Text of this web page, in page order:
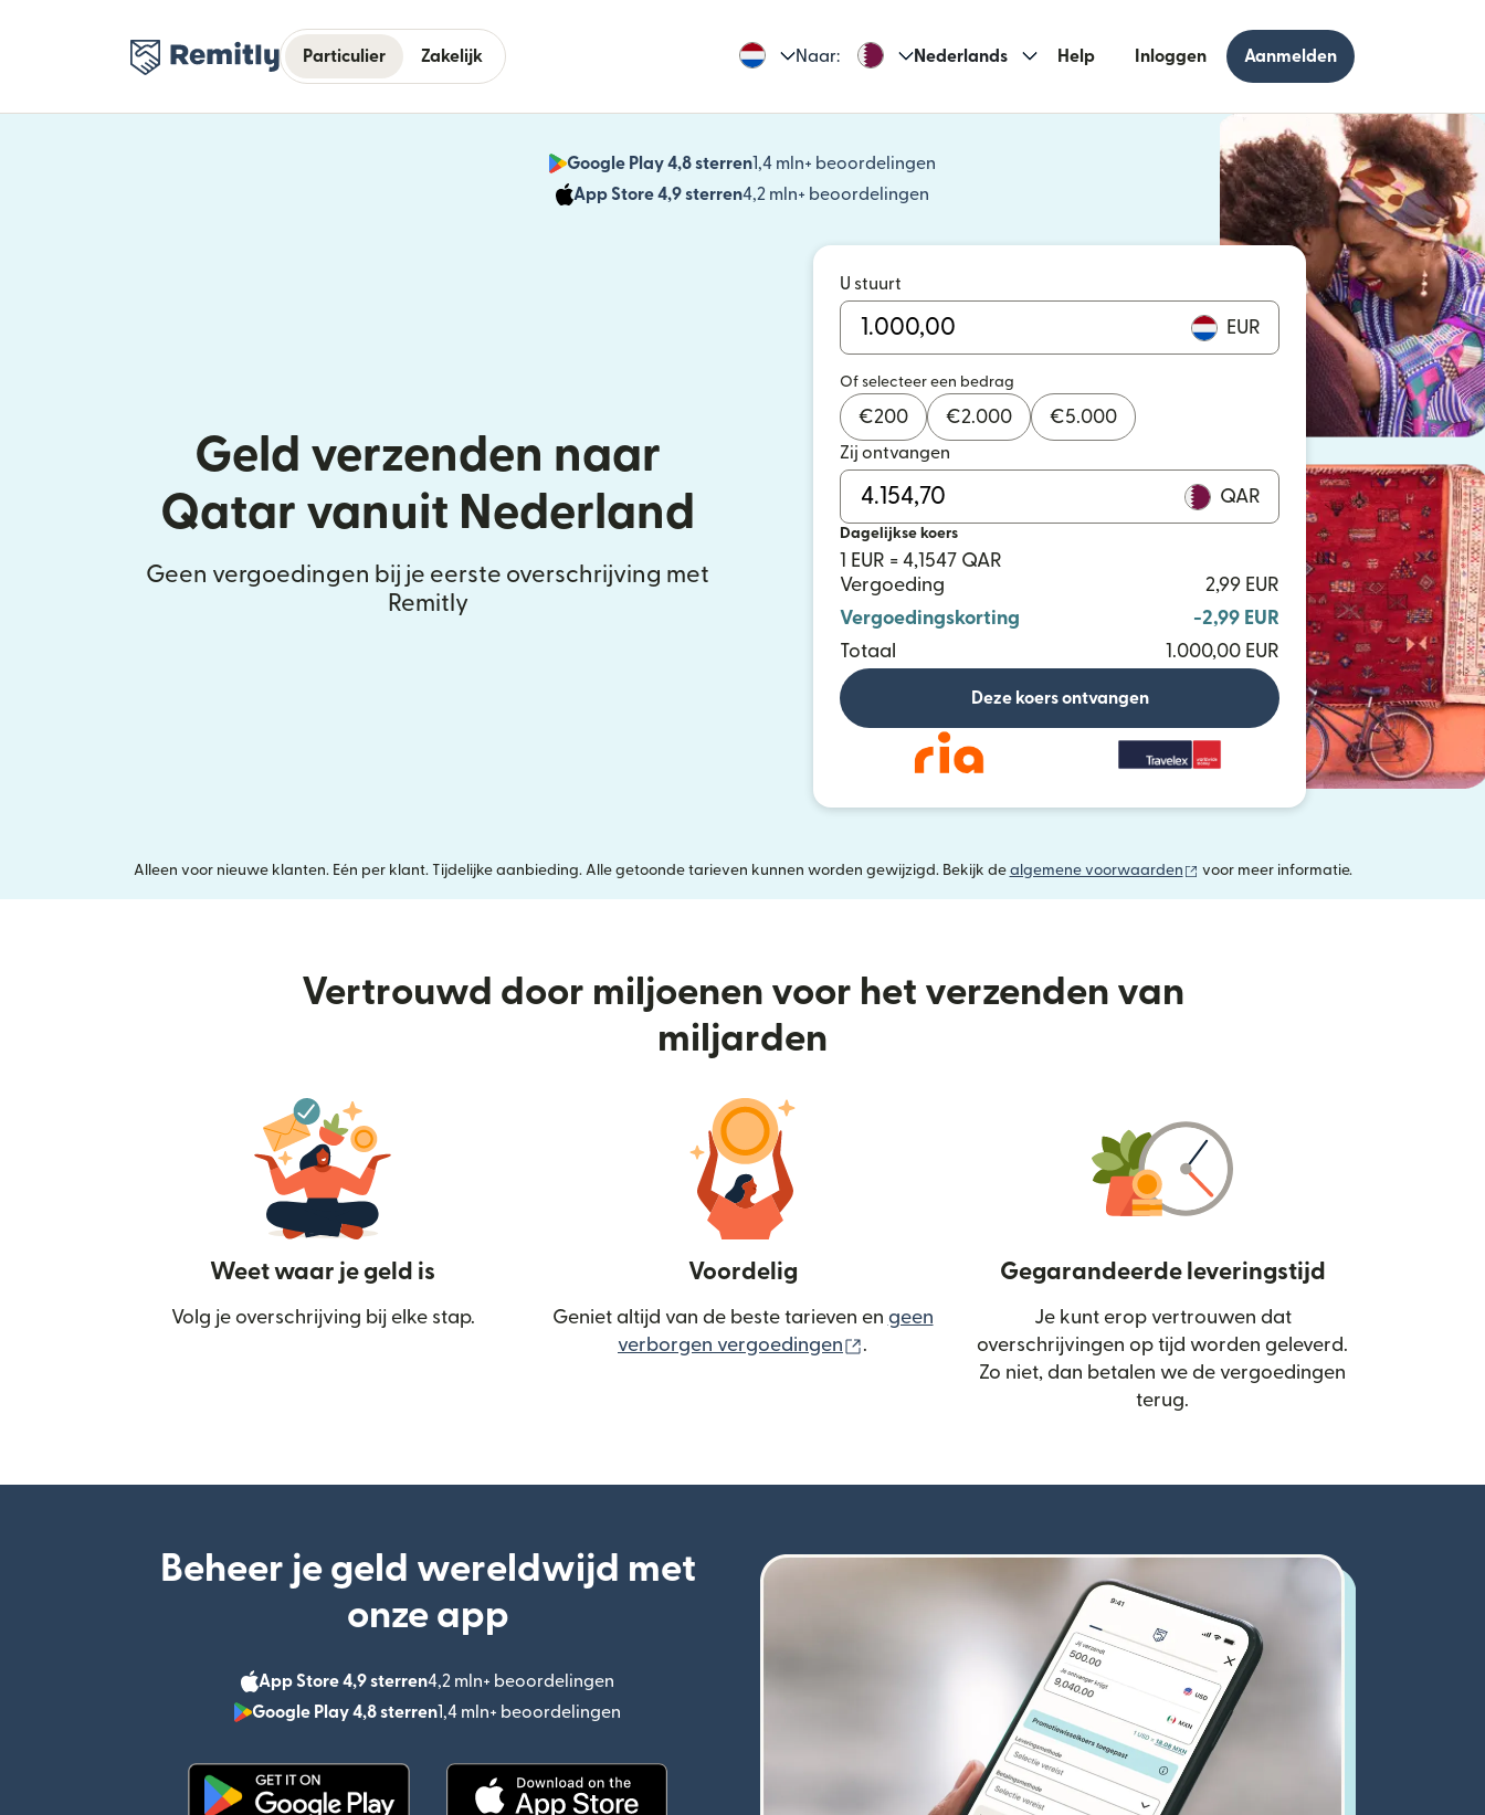
Particulier Zakelijk Naar: Nederlands Help Inloggen Aanmelden
Google Play 4,8 sterren1,4 mln+ beoordelingen
(wordt geopend in een nieuw venster)
App Store 4,9 sterren4,2 mln+ beoordelingen
(wordt geopend in een nieuw venster)
Geld verzenden naar
Qatar vanuit Nederland
Geen vergoedingen bij je eerste overschrijving met
Remitly
U stuurt
EUR
Of selecteer een bedrag
€200 €2.000 €5.000
Zij ontvangen
QAR
Dagelijkse koers
1 EUR = 4,1547 QAR
Vergoeding
2,99 EUR
Vergoedingskorting
-2,99 EUR
Totaal
1.000,00 EUR
Deze koers ontvangen
Alleen voor nieuwe klanten. Eén per klant. Tijdelijke aanbieding. Alle getoonde tarieven kunnen worden gewijzigd. Bekijk de algemene voorwaarden (wordt geopend in een nieuw venster)
voor meer informatie.
Vertrouwd door miljoenen voor het verzenden van
miljarden
Weet waar je geld is
Volg je overschrijving bij elke stap.
Voordelig
Geniet altijd van de beste tarieven en geen
verborgen vergoedingen
(wordt geopend in een nieuw venster)
.
Gegarandeerde leveringstijd
Je kunt erop vertrouwen dat
overschrijvingen op tijd worden geleverd.
Zo niet, dan betalen we de vergoedingen
terug.
Beheer je geld wereldwijd met
onze app
App Store 4,9 sterren4,2 mln+ beoordelingen
Google Play 4,8 sterren1,4 mln+ beoordelingen